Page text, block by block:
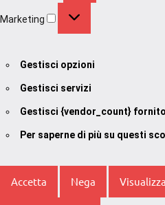
Marketing
Gestisci opzioni
Gestisci servizi
Gestisci {vendor_count}
Per saperne di più su questi
Accetta Nega